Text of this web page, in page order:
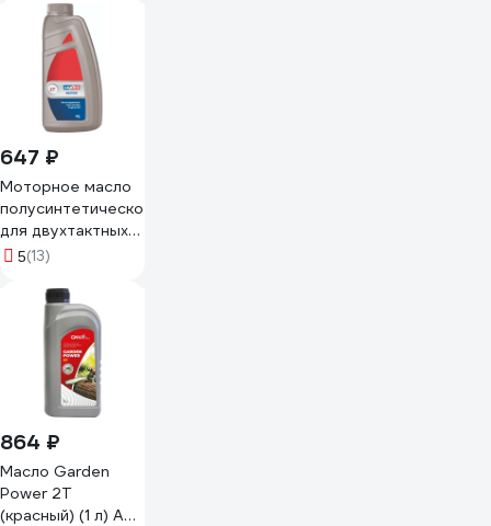
MOTOPOWER
HG1720
647 ₽
Моторное масло
полусинтетическое
для двухтактных
двигателей Супер
5(13)
864 ₽
Масло Garden
Power 2T
(красный) (1 л) API